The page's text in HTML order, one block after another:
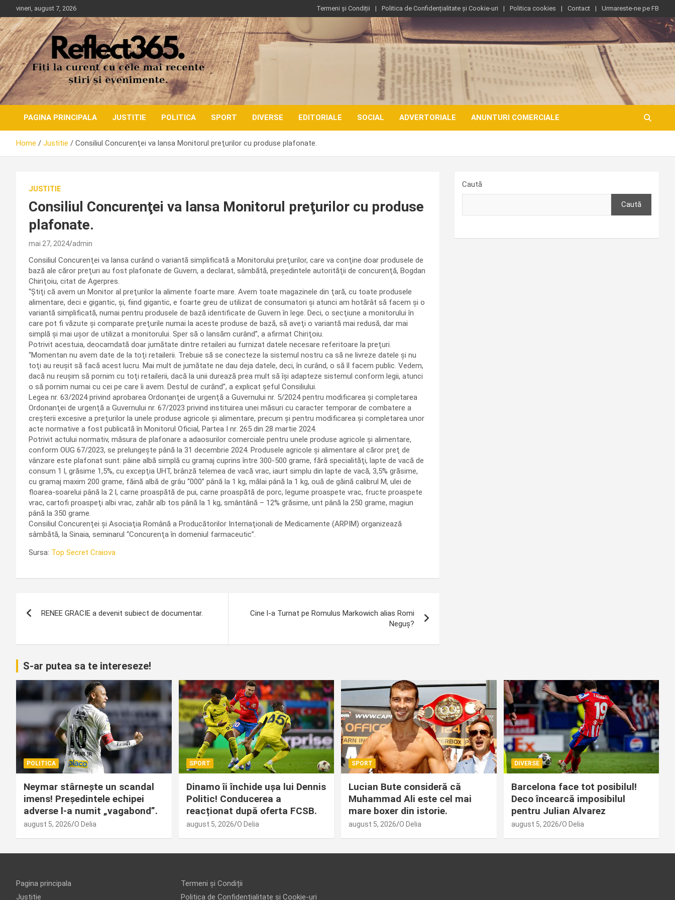
to
content
vineri, august 7, 2026 Termeni și Condiții Politica de Confidențialitate și Cookie-uri Politica cookies Contact Urmareste-ne pe FB
PAGINA PRINCIPALA JUSTITIE POLITICA SPORT DIVERSE EDITORIALE SOCIAL ADVERTORIALE ANUNTURI COMERCIALE
Home Justitie Consiliul Concurenţei va lansa Monitorul preţurilor cu produse plafonate.
JUSTITIE
Consiliul Concurenţei va lansa Monitorul preţurilor cu produse
plafonate.
mai 27, 2024 admin
Consiliul Concurenţei va lansa curând o variantă simplificată a Monitorului preţurilor, care va conţine doar produsele de
bază ale căror preţuri au fost plafonate de Guvern, a declarat, sâmbătă, preşedintele autorităţii de concurenţă, Bogdan
Chiriţoiu, citat de Agerpres.
“Ştiţi că avem un Monitor al preţurilor la alimente foarte mare. Avem toate magazinele din ţară, cu toate produsele
alimentare, deci e gigantic, şi, fiind gigantic, e foarte greu de utilizat de consumatori şi atunci am hotărât să facem şi o
variantă simplificată, numai pentru produsele de bază identificate de Guvern în lege. Deci, o secţiune a monitorului în
care pot fi văzute şi comparate preţurile numai la aceste produse de bază, să aveţi o variantă mai redusă, dar mai
simplă şi mai uşor de utilizat a monitorului. Sper să o lansăm curând”, a afirmat Chiriţoiu.
Potrivit acestuia, deocamdată doar jumătate dintre retaileri au furnizat datele necesare referitoare la preţuri.
“Momentan nu avem date de la toţi retailerii. Trebuie să se conecteze la sistemul nostru ca să ne livreze datele şi nu
toţi au reuşit să facă acest lucru. Mai mult de jumătate ne dau deja datele, deci, în curând, o să îl facem public. Vedem,
dacă nu reuşim să pornim cu toţi retailerii, dacă la unii durează prea mult să îşi adapteze sistemul conform legii, atunci
o să pornim numai cu cei pe care îi avem. Destul de curând”, a explicat şeful Consiliului.
Legea nr. 63/2024 privind aprobarea Ordonanţei de urgenţă a Guvernului nr. 5/2024 pentru modificarea şi completarea
Ordonanţei de urgenţă a Guvernului nr. 67/2023 privind instituirea unei măsuri cu caracter temporar de combatere a
creşterii excesive a preţurilor la unele produse agricole şi alimentare, precum şi pentru modificarea şi completarea unor
acte normative a fost publicată în Monitorul Oficial, Partea I nr. 265 din 28 martie 2024.
Potrivit actului normativ, măsura de plafonare a adaosurilor comerciale pentru unele produse agricole şi alimentare,
conform OUG 67/2023, se prelungeşte până la 31 decembrie 2024. Produsele agricole şi alimentare al căror preţ de
vânzare este plafonat sunt: pâine albă simplă cu gramaj cuprins între 300-500 grame, fără specialităţi, lapte de vacă de
consum 1 l, grăsime 1,5%, cu excepţia UHT, brânză telemea de vacă vrac, iaurt simplu din lapte de vacă, 3,5% grăsime,
cu gramaj maxim 200 grame, făină albă de grâu “000” până la 1 kg, mălai până la 1 kg, ouă de găină calibrul M, ulei de
floarea-soarelui până la 2 l, carne proaspătă de pui, carne proaspătă de porc, legume proaspete vrac, fructe proaspete
vrac, cartofi proaspeţi albi vrac, zahăr alb tos până la 1 kg, smântână – 12% grăsime, unt până la 250 grame, magiun
până la 350 grame.
Consiliul Concurenţei şi Asociaţia Română a Producătorilor Internaţionali de Medicamente (ARPIM) organizează
sâmbătă, la Sinaia, seminarul “Concurenţa în domeniul farmaceutic”.
Sursa: Top Secret Craiova
articole
RENEE GRACIE a devenit subiect de documentar.
Cine l-a Turnat pe Romulus Markowich alias Romi
Neguș?
Caută
Caută
S-ar putea sa te intereseze!
POLITICA
Neymar stârnește un scandal
imens! Președintele echipei
adverse l-a numit „vagabond”.
august 5, 2026 O Delia
SPORT
Dinamo îi închide ușa lui Dennis
Politic! Conducerea a
reacționat după oferta FCSB.
august 5, 2026 O Delia
SPORT
Lucian Bute consideră că
Muhammad Ali este cel mai
mare boxer din istorie.
august 5, 2026 O Delia
DIVERSE
Barcelona face tot posibilul!
Deco încearcă imposibilul
pentru Julian Alvarez
august 5, 2026 O Delia
Pagina principala
Justitie
Termeni și Condiții
Politica de Confidențialitate și Cookie-uri